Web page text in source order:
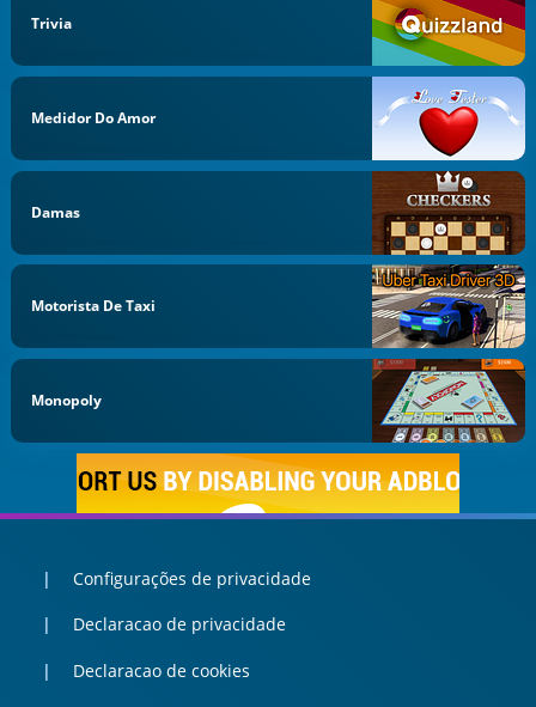
Trivia
Medidor Do Amor
Damas
Motorista De Taxi
Monopoly
Configurações de privacidade
Declaracao de privacidade
Declaracao de cookies